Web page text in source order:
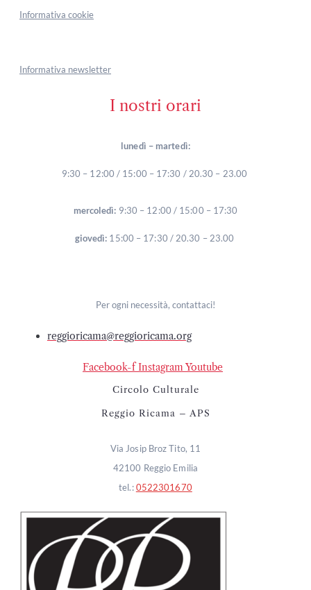
Informativa cookie
Informativa newsletter
I nostri orari
lunedì – martedì:
9:30 – 12:00 / 15:00 – 17:30 / 20.30 – 23.00
mercoledì: 9:30 – 12:00 / 15:00 – 17:30
giovedì: 15:00 – 17:30 / 20.30 – 23.00
Per ogni necessità, contattaci!
reggioricama@reggioricama.org
Facebook-f InstagramYoutube
Circolo Culturale
Reggio Ricama – APS
Via Josip Broz Tito, 11
42100 Reggio Emilia
tel.:0522301670